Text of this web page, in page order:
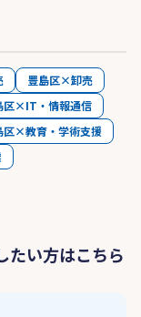
豊島区×卸売
区×IT・情報通信
区×教育・学術支援
たい方はこちら